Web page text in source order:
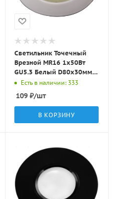
Светильник Точечный
Врезной MR16 1х50Вт
GU5.3 Белый D80х30мм
IP20 ST3 LBT
Есть в наличии: 333
109 ₽/шт
В КОРЗИНУ